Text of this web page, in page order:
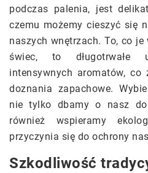
podczas palenia, jest
czemu możemy cieszyć się
naszych wnętrzach. To, co
świec, to długotrwałe
intensywnych aromatów, co
doznania zapachowe.
nie tylko dbamy o nasz
również wspieramy
przyczynia się do ochrony
Szkodliwość